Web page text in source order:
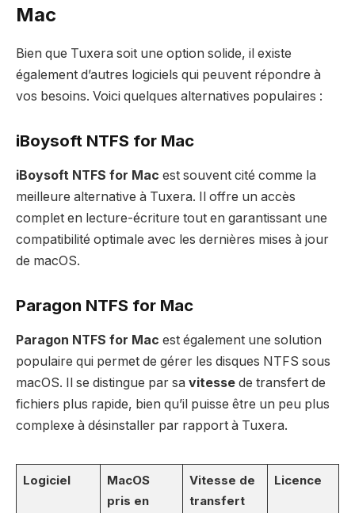
Mac
Bien que Tuxera soit une option solide, il existe
également d’autres logiciels qui peuvent répondre à
vos besoins. Voici quelques alternatives populaires :
iBoysoft NTFS for Mac
iBoysoft NTFS for Mac est souvent cité comme la
meilleure alternative à Tuxera. Il offre un accès
complet en lecture-écriture tout en garantissant une
compatibilité optimale avec les dernières mises à jour
de macOS.
Paragon NTFS for Mac
Paragon NTFS for Mac est également une solution
populaire qui permet de gérer les disques NTFS sous
macOS. Il se distingue par sa vitesse de transfert de
fichiers plus rapide, bien qu’il puisse être un peu plus
complexe à désinstaller par rapport à Tuxera.
Logiciel
MacOS
pris en
Vitesse de
transfert
Licence